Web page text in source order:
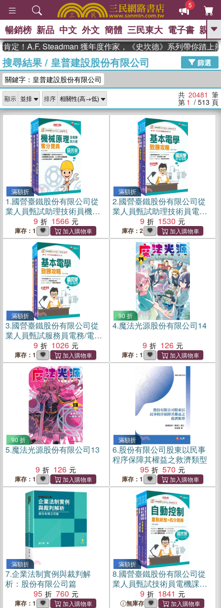
5
GO
熱搜： 東野圭吾 、 高希均教授回憶錄
、 The Odyssey 、 父親節 、 如果歷
史是一群喵
獎 臺灣漫遊錄 、 方念華 、 台灣的李
登輝時代
數學女孩：黎曼猜想 、
偉大的迷走神經
暢銷榜 新品 中文 外文 簡體 三民東大 電子書 親子
Steadman 獲年度作家，《史坎德》系列帶你踏上熱血奇
搜尋結果/ 皇普建設股份有限公司
篩選
關鍵字：皇普建設股份有限公司
顯示 排序 共 20481 筆
第 1 / 513 頁
滿額折
1.國營臺鐵股份有限公司從
業人員甄試助理技術員機械
課文版套書（共三冊）
9 1566
庫存：1
滿額折
2.國營臺鐵股份有限公司從
業人員甄試助理技術員電機
課文版套書（三冊）
9 1530
庫存：2
滿額折
3.國營臺鐵股份有限公司從
業人員甄試服務員電務/電力/
電機課文版套書（共二冊）
9 1026
庫存：1
90 折
4.魔法光源股份有限公司14
9
126
庫存：1
90 折
5.魔法光源股份有限公司13
9
126
庫存：1
滿額折
6.股份有限公司股東以民事
程序保障其權益之救濟類型
95
570
庫存：1
滿額折
7.企業法制實例與裁判解
析：股份有限公司篇
95
760
庫存：1
滿額折
8.國營臺鐵股份有限公司從
業人員甄試技術員電機課文
版套書（共四冊）
9 1841
無庫存